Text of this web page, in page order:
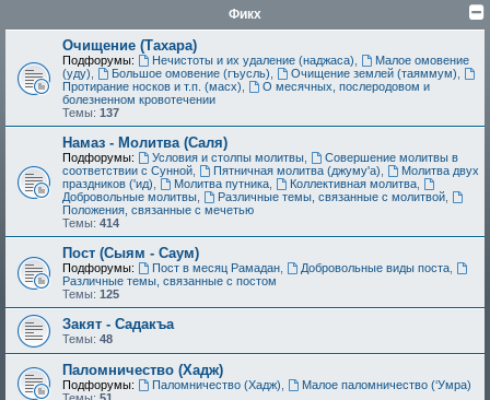
Фикх
Очищение (Тахара)
Подфорумы: Нечистоты и их удаление (наджаса),
Малое омовение
(уду), Большое омовение (гъусль), Очищение землей (таяммум),
Протирание носков и т.п. (масх),
О месячных, послеродовом и
болезненном кровотечении
Темы: 137
Намаз - Молитва (Саля)
Подфорумы: Условия и столпы молитвы,
Совершение молитвы в
соответствии с Сунной, Пятничная молитва (джуму'а),
Молитва двух
праздников ('ид), Молитва путника, Коллективная молитва,
Добровольные молитвы, Различные темы, связанные с молитвой,
Положения, связанные с мечетью
Темы: 414
Пост (Сыям - Саум)
Подфорумы: Пост в месяц Рамадан, Добровольные виды поста,
Различные темы, связанные с постом
Темы: 125
Закят - Cадакъа
Темы: 48
Паломничество (Хадж)
Подфорумы: Паломничество (Хадж),
Малое паломничество (‘Умра)